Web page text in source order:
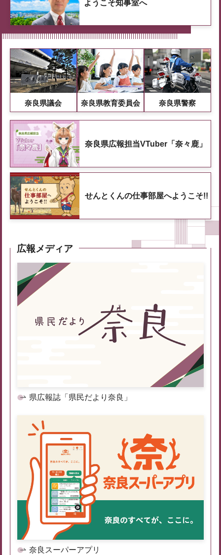
ようこそ知事室へ
奈良県議会 奈良県教育委員会 奈良県警察
奈良県広報担当VTuber「奈々鹿」
せんとくんの仕事部屋へようこそ!!
広報メディア
県広報誌「県民だより奈良」
奈良スーパーアプリ